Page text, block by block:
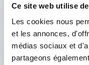
Ce site web utilise
Les cookies nous
et les annonces,
médias sociaux et
partageons
Fixation par
Le commutateur
structure à
La structure de